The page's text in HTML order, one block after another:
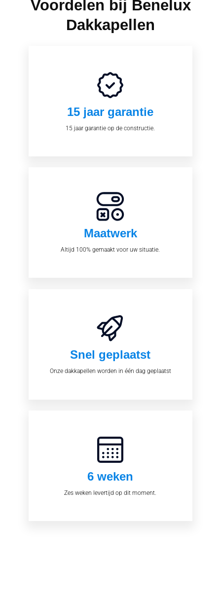
Voordelen bij Benelux
Dakkapellen
15 jaar garantie
15 jaar garantie op de constructie.
Maatwerk
Altijd 100% gemaakt voor uw situatie.
Snel geplaatst
Onze dakkapellen worden in één dag geplaatst
6 weken
Zes weken levertijd op dit moment.